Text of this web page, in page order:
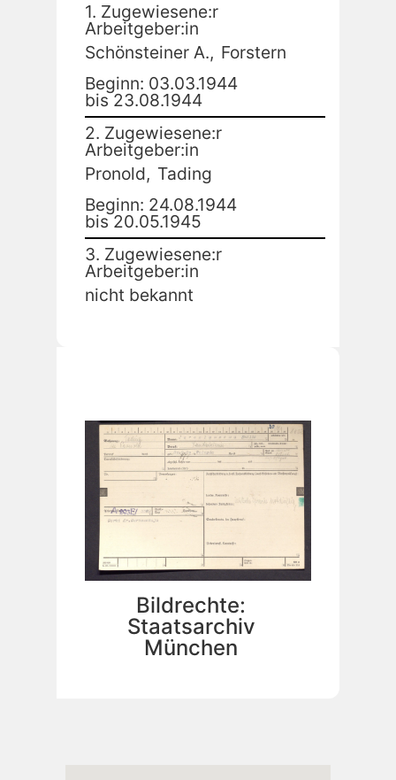
1. Zugewiesene:r
Arbeitgeber:in
Schönsteiner A., Forstern
Beginn: 03.03.1944
bis 23.08.1944
2. Zugewiesene:r
Arbeitgeber:in
Pronold, Tading
Beginn: 24.08.1944
bis 20.05.1945
3. Zugewiesene:r
Arbeitgeber:in
nicht bekannt
Bildrechte:
Staatsarchiv
München